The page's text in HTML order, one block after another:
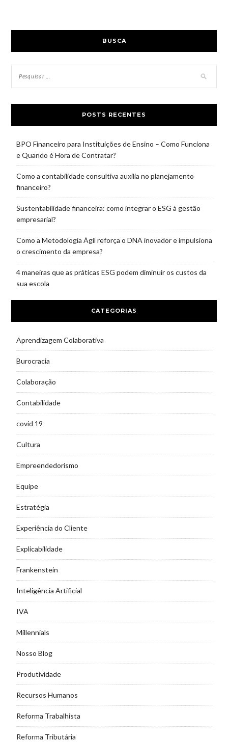
BUSCA
POSTS RECENTES
BPO Financeiro para Instituições de Ensino – Como Funciona
e Quando é Hora de Contratar?
Como a contabilidade consultiva auxilia no planejamento
financeiro?
Sustentabilidade financeira: como integrar o ESG à gestão
empresarial?
Como a Metodologia Ágil reforça o DNA inovador e impulsiona
o crescimento da empresa?
4 maneiras que as práticas ESG podem diminuir os custos da
sua escola
CATEGORIAS
Aprendizagem Colaborativa
Burocracia
Colaboração
Contabilidade
covid 19
Cultura
Empreendedorismo
Equipe
Estratégia
Experiência do Cliente
Explicabilidade
Frankenstein
Inteligência Artificial
IVA
Millennials
Nosso Blog
Produtividade
Recursos Humanos
Reforma Trabalhista
Reforma Tributária